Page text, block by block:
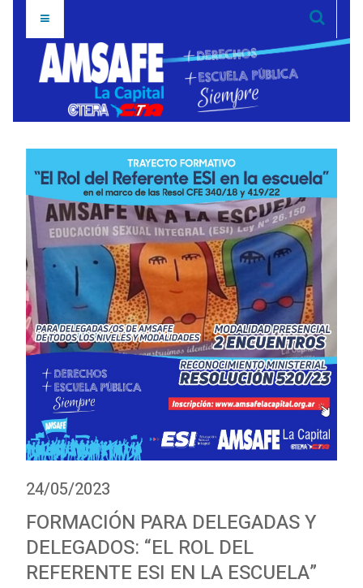
24/05/2023
FORMACIÓN PARA DELEGADAS Y
DELEGADOS: “EL ROL DEL
REFERENTE ESI EN LA ESCUELA”